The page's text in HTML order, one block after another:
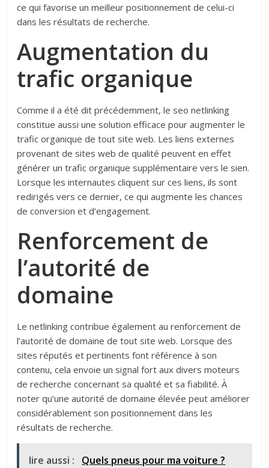
ce qui favorise un meilleur positionnement de celui-ci
dans les résultats de recherche.
Augmentation du
trafic organique
Comme il a été dit précédemment, le seo netlinking
constitue aussi une solution efficace pour augmenter le
trafic organique de tout site web. Les liens externes
provenant de sites web de qualité peuvent en effet
générer un trafic organique supplémentaire vers le sien.
Lorsque les internautes cliquent sur ces liens, ils sont
redirigés vers ce dernier, ce qui augmente les chances
de conversion et d’engagement.
Renforcement de
l’autorité de
domaine
Le netlinking contribue également au renforcement de
l’autorité de domaine de tout site web. Lorsque des
sites réputés et pertinents font référence à son
contenu, cela envoie un signal fort aux divers moteurs
de recherche concernant sa qualité et sa fiabilité. À
noter qu’une autorité de domaine élevée peut améliorer
considérablement son positionnement dans les
résultats de recherche.
lire aussi : Quels pneus pour ma voiture ?